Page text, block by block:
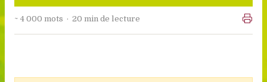
~ 4 000 mots · 20 min de lecture